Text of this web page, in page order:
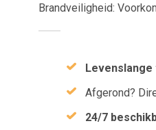
Brandveiligheid:
Levenslange
Afgerond?
24/7